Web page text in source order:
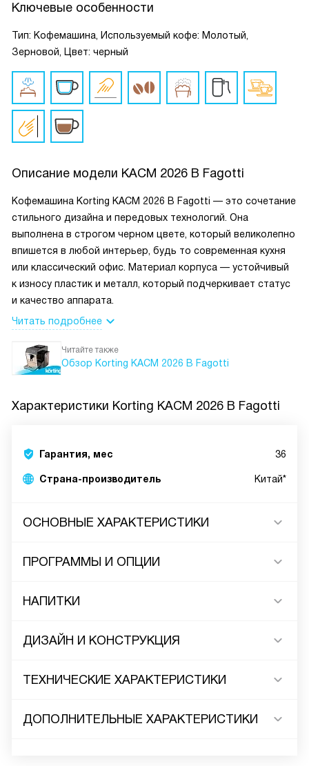
Ключевые особенности
Тип: Кофемашина, Используемый кофе: Молотый,
Зерновой, Цвет: черный
Описание модели KACM 2026 B Fagotti
Кофемашина Korting KACM 2026 B Fagotti — это сочетание
стильного дизайна и передовых технологий. Она
выполнена в строгом черном цвете, который великолепно
впишется в любой интерьер, будь то современная кухня
или классический офис. Материал корпуса — устойчивый
к износу пластик и металл, который подчеркивает статус
и качество аппарата.
Читать подробнее
Читайте также
Обзор Korting KACM 2026 B Fagotti
Характеристики Korting KACM 2026 B Fagotti
Гарантия, мес 36
Страна-производитель Китай*
ОСНОВНЫЕ ХАРАКТЕРИСТИКИ
ПРОГРАММЫ И ОПЦИИ
НАПИТКИ
ДИЗАЙН И КОНСТРУКЦИЯ
ТЕХНИЧЕСКИЕ ХАРАКТЕРИСТИКИ
ДОПОЛНИТЕЛЬНЫЕ ХАРАКТЕРИСТИКИ